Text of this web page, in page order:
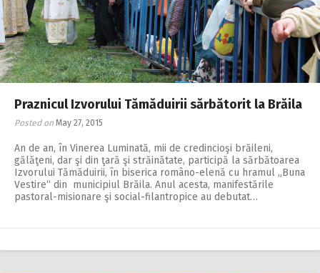
Praznicul Izvorului Tămăduirii sărbătorit la Brăila
Posted on May 27, 2015
An de an, în Vinerea Luminată, mii de credincioşi brăileni,
gălăţeni, dar şi din ţară şi străinătate, participă la sărbătoarea
Izvorului Tămăduirii, în biserica româno-elenă cu hramul „Buna
Vestire“ din municipiul Brăila. Anul acesta, manifestările
pastoral-misionare şi social-filantropice au debutat…